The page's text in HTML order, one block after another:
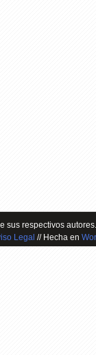
sus respectivos
Legal // Hecha en